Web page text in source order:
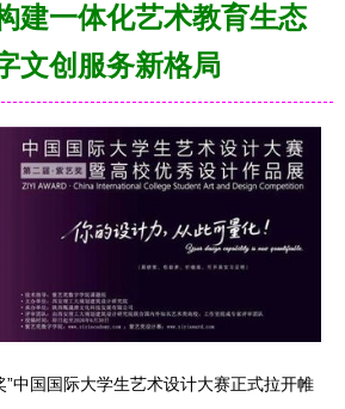
建一体化艺术教育生态
文创服务新格局
”中国国际大学生艺术设计大赛正式拉开帷